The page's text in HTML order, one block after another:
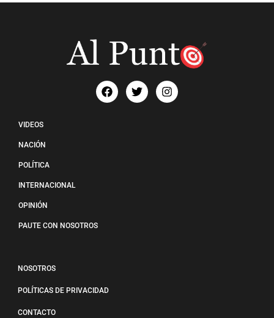
VIDEOS
NACIÓN
POLÍTICA
INTERNACIONAL
OPINIÓN
PAUTE CON NOSOTROS
NOSOTROS
POLÍTICAS DE PRIVACIDAD
CONTACTO